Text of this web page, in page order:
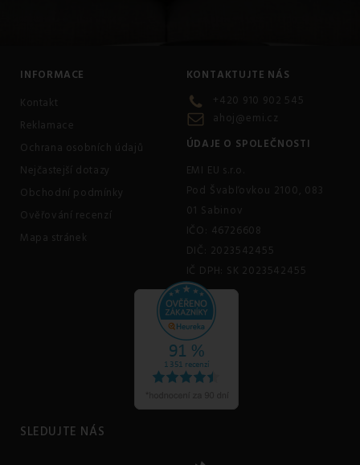
INFORMACE
Kontakt
Reklamace
Ochrana osobních údajů
Nejčastejší dotazy
Obchodní podmínky
Ověřování recenzí
Mapa stránek
KONTAKTUJTE NÁS
+420 910 902 545
ahoj@emi.cz
ÚDAJE O SPOLEČNOSTI
EMI EU s.r.o.
Pod Švabľovkou 2100, 083
01 Sabinov
IČO: 46726608
DIČ: 2023542455
IČ DPH: SK 2023542455
SLEDUJTE NÁS